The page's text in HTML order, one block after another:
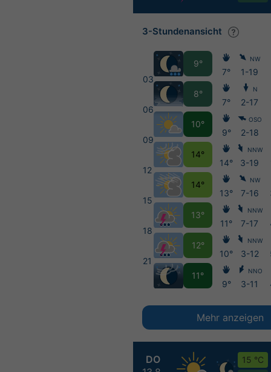
DO
15 °C
3-Stundenansicht
03
06
09
12
15
18
21
9°
8°
10°
14°
14°
13°
12°
11°
7°
7°
9°
14°
13°
11°
10°
9°
NW
1-19
N
2-17
OSO
2-18
NNW
3-19
NW
7-16
NNW
7-17
NNW
3-12
NNO
3-11
Mehr anzeigen